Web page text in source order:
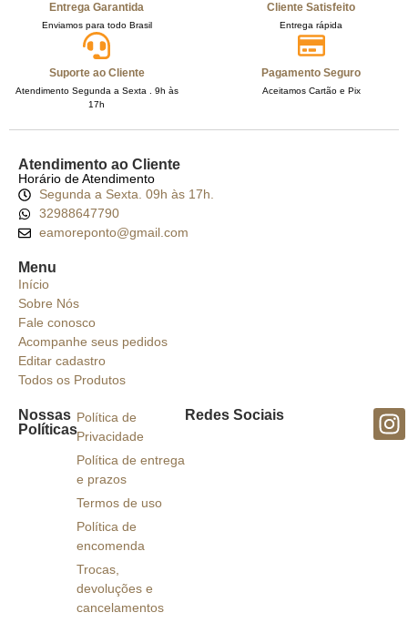
Entrega Garantida
Enviamos para todo Brasil
Cliente Satisfeito
Entrega rápida
Suporte ao Cliente
Atendimento Segunda a Sexta . 9h às
17h
Pagamento Seguro
Aceitamos Cartão e Pix
Atendimento ao Cliente
Horário de Atendimento
Segunda a Sexta. 09h às 17h.
32988647790
eamoreponto@gmail.com
Menu
Início
Sobre Nós
Fale conosco
Acompanhe seus pedidos
Editar cadastro
Todos os Produtos
Nossas
Políticas
Política de
Privacidade
Política de entrega
e prazos
Termos de uso
Política de
encomenda
Trocas,
devoluções e
cancelamentos
Redes Sociais